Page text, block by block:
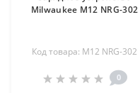
Milwaukee M12 NRG-302
Код товара: M12 NRG-302
0